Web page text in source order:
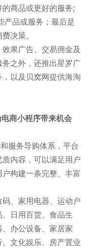
商品或更好的服务;
产品或服务；最后是
决策。
果广告、交易佣金及
之外，还推出星罗广
以及贝窝网提供海淘
商小程序带来机会
服务导购体系，平台
内容，可以满足用户
构建一条完整、丰富
、家用电器、运动户
日用百货、食品生
办公设备、家居家
文化娱乐、房产置业